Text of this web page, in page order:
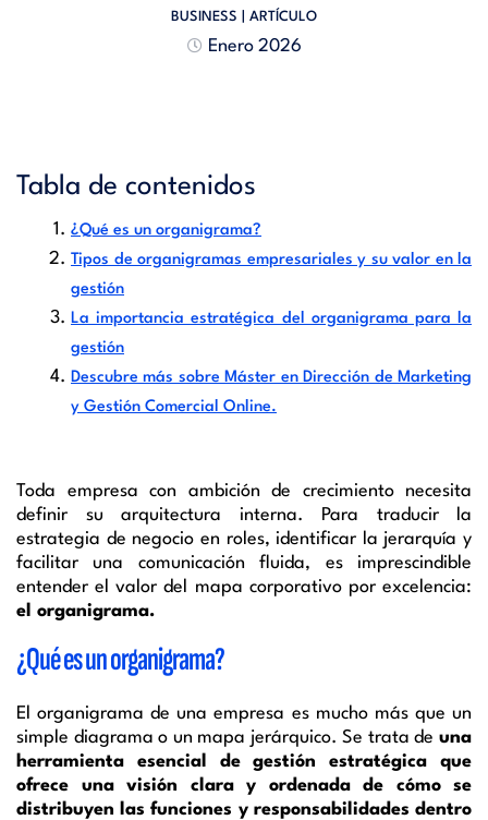
BUSINESS | ARTÍCULO
Enero 2026
Tabla de contenidos
¿Qué es un organigrama?
Tipos de organigramas empresariales y su valor en la
gestión
La importancia estratégica del organigrama para la
gestión
Descubre más sobre Máster en Dirección de Marketing
y Gestión Comercial Online.
Toda empresa con ambición de crecimiento necesita
definir su arquitectura interna. Para traducir la
estrategia de negocio en roles, identificar la jerarquía y
facilitar una comunicación fluida, es imprescindible
entender el valor del mapa corporativo por excelencia:
el organigrama.
¿Qué es un organigrama?
El organigrama de una empresa es mucho más que un
simple diagrama o un mapa jerárquico. Se trata de una
herramienta esencial de gestión estratégica que
ofrece una visión clara y ordenada de cómo se
distribuyen las funciones y responsabilidades dentro